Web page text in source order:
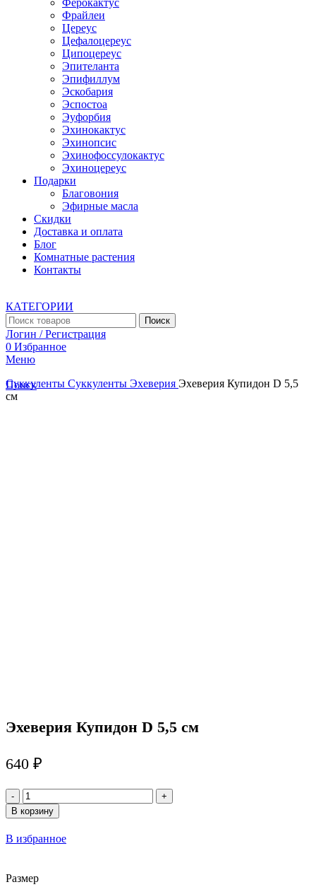
Ферокактус
Фрайлеи
Цереус
Цефалоцереус
Ципоцереус
Эпителанта
Эпифиллум
Эскобария
Эспостоа
Эуфорбия
Эхинокактус
Эхинопсис
Эхинофоссулокактус
Эхиноцереус
Подарки
Благовония
Эфирные масла
Скидки
Доставка и оплата
Блог
Комнатные растения
Контакты
КАТЕГОРИИ
Поиск
Логин / Регистрация
0 Избранное
Меню
Поиск
Суккуленты Суккуленты Эхеверия Эхеверия Купидон D 5,5
см
Эхеверия Купидон D 5,5 см
640 ₽
Количество
товара
Эхеверия
Купидон
D
В корзину
В избранное
Размер